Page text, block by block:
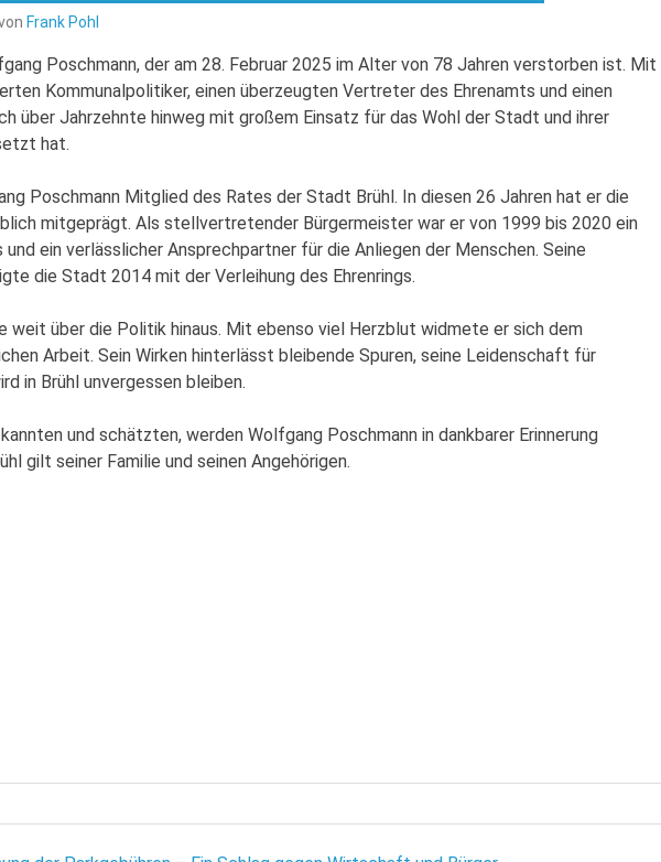
Frank Pohl
Poschmann, der am 28. Februar 2025 im Alter von 78 Jahren verstorben ist. Mit
Kommunalpolitiker, einen überzeugten Vertreter des Ehrenamts und einen
über Jahrzehnte hinweg mit großem Einsatz für das Wohl der Stadt und ihrer
hat.
Poschmann Mitglied des Rates der Stadt Brühl. In diesen 26 Jahren hat er die
mitgeprägt. Als stellvertretender Bürgermeister war er von 1999 bis 2020 ein
ein verlässlicher Ansprechpartner für die Anliegen der Menschen. Seine
die Stadt 2014 mit der Verleihung des Ehrenrings.
weit über die Politik hinaus. Mit ebenso viel Herzblut widmete er sich dem
Arbeit. Sein Wirken hinterlässt bleibende Spuren, seine Leidenschaft für
in Brühl unvergessen bleiben.
und schätzten, werden Wolfgang Poschmann in dankbarer Erinnerung
gilt seiner Familie und seinen Angehörigen.